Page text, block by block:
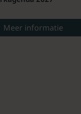
Meer informatie